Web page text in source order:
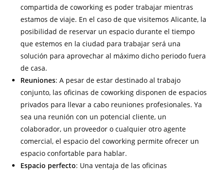
compartida de coworking es poder trabajar mientras
estamos de viaje. En el caso de que visitemos Alicante, la
posibilidad de reservar un espacio durante el tiempo
que estemos en la ciudad para trabajar será una
solución para aprovechar al máximo dicho periodo fuera
de casa.
Reuniones: A pesar de estar destinado al trabajo
conjunto, las oficinas de coworking disponen de espacios
privados para llevar a cabo reuniones profesionales. Ya
sea una reunión con un potencial cliente, un
colaborador, un proveedor o cualquier otro agente
comercial, el espacio del coworking permite ofrecer un
espacio confortable para hablar.
Espacio perfecto: Una ventaja de las oficinas